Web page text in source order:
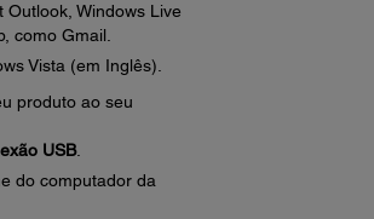
Windows Live
como Gmail.
Vista (em Inglês).
produto ao seu
USB.
do computador da